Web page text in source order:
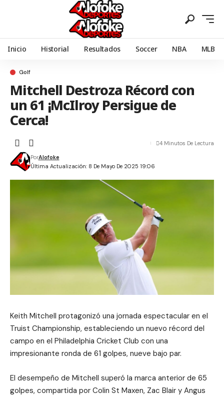
Inicio Historial Resultados Soccer NBA MLB
Golf
Mitchell Destroza Récord con
un 61 ¡McIlroy Persigue de
Cerca!
Última Actualización: 8 De Mayo De 2025 19:06
PorAlofoke
4 Minutos De Lectura
Keith Mitchell protagonizó una jornada espectacular en el
Truist Championship, estableciendo un nuevo récord del
campo en el Philadelphia Cricket Club con una
impresionante ronda de 61 golpes, nueve bajo par.
El desempeño de Mitchell superó la marca anterior de 65
golpes, compartida por Colin St Maxen, Zac Blair y Angus